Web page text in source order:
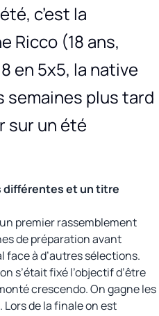
c’est la
Ricco (18 ans,
en 5x5, la native
semaines plus tard
sur un été
différentes et un titre
premier rassemblement
de préparation avant
à d’autres sélections.
s’était fixé l’objectif d’être
crescendo. On gagne les
de la finale on est